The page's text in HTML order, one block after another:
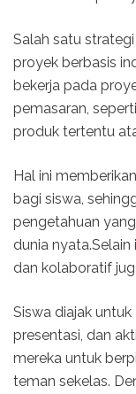
Salah satu
proyek berbasis
bekerja pada
pemasaran,
produk tertentu
Hal ini
bagi siswa,
pengetahuan
dunia
dan kolaboratif
Siswa diajak
presentasi, dan
mereka untuk
teman sekelas.